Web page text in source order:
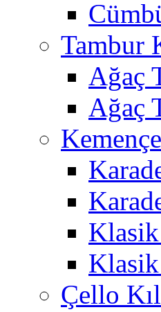
Tambur
Ağaç
Ağaç
Klasik
Klasik
Çello